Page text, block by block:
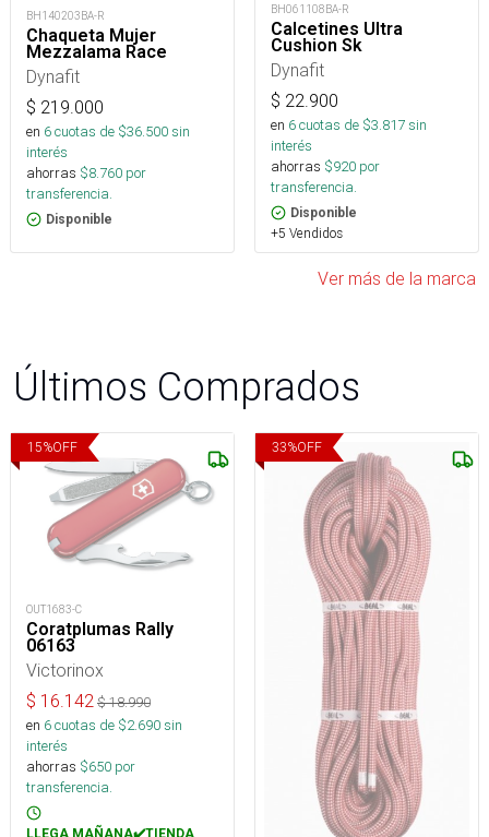
BH140203BA-R
Chaqueta Mujer
Mezzalama Race
Dynafit
$ 219.000
en 6cuotas de $36.500sin
interés
ahorras $8.760 por
transferencia.
Disponible
BH061108BA-R
Calcetines Ultra
Cushion Sk
Dynafit
$ 22.900
en 6cuotas de $3.817sin
interés
ahorras $920 por
transferencia.
Disponible
+5 Vendidos
Ver más de la marca
Últimos Comprados
15%OFF
OUT1683-C
Coratplumas Rally
06163
Victorinox
$ 16.142 $18.990
en 6cuotas de $2.690sin
interés
ahorras $650 por
transferencia.
LLEGA MAÑANA✔️TIENDA
33%OFF